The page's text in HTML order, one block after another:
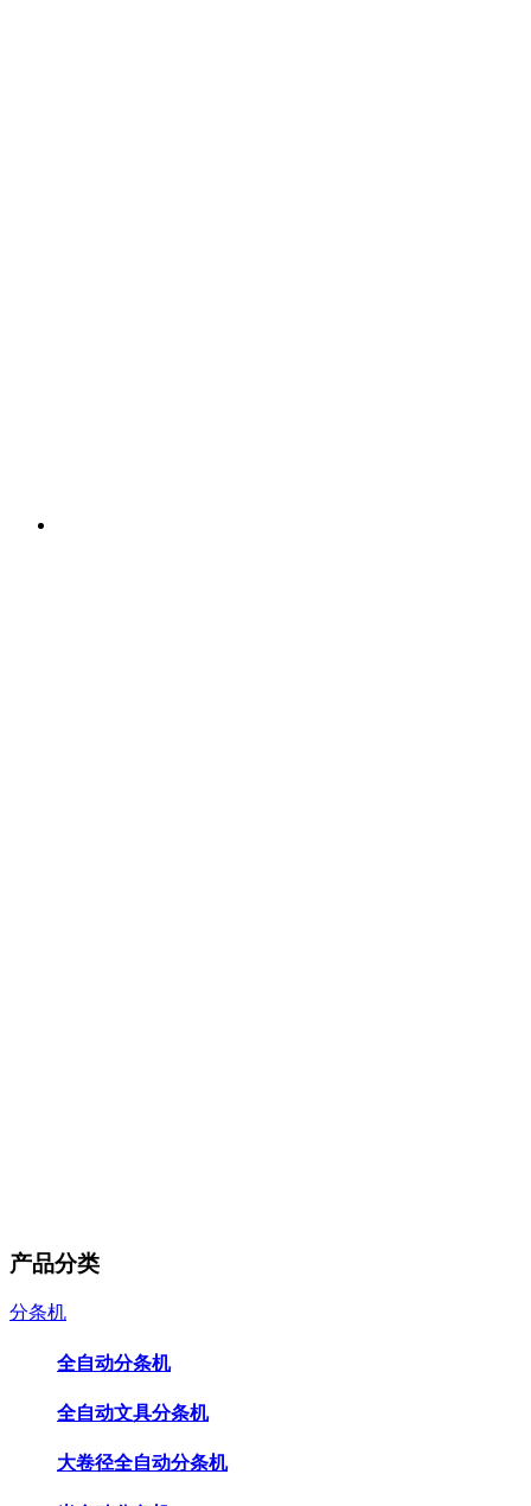
产品分类
分条机
全自动分条机
全自动文具分条机
大卷径全自动分条机